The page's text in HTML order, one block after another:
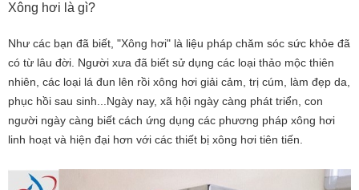
Xông hơi là gì?
Như các bạn đã biết, "Xông hơi" là liệu pháp chăm sóc sức khỏe đã
có từ lâu đời. Người xưa đã biết sử dụng các loại thảo mộc thiên
nhiên, các loại lá đun lên rồi xông hơi giải cảm, trị cúm, làm đẹp da,
phục hồi sau sinh...Ngày nay, xã hội ngày càng phát triển, con
người ngày càng biết cách ứng dụng các phương pháp xông hơi
linh hoạt và hiện đại hơn với các thiết bị xông hơi tiên tiến.